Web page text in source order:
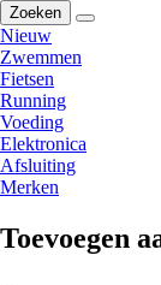
Zoeken
Nieuw
Zwemmen
Fietsen
Running
Voeding
Elektronica
Afsluiting
Merken
Toevoegen